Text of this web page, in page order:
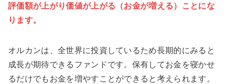
評価額が上がり価値が上がる（お金が増える）ことにな
ります。
オルカンは、全世界に投資しているため長期的にみると
成長が期待できるファンドです。保有してお金を寝かせ
るだけでもお金を増やすことができると考えられます。